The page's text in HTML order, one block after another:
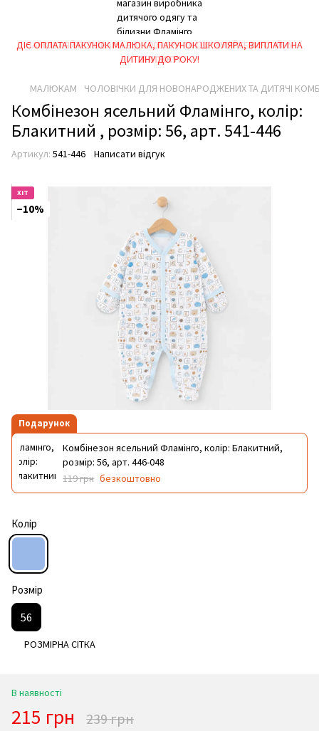
ЗАМОВЛЯЙТЕ ТОВАРИ ВІД 1000 ГРН ТА ОТРИМУЙТЕ ПОСТІЙНУ
ЗНИЖКУ!
ДІЄ ОПЛАТА ПАКУНОК МАЛЮКА, ПАКУНОК ШКОЛЯРА, ВИПЛАТИ НА
ДИТИНУ ДО РОКУ!
МАЛЮКАМ ЧОЛОВІЧКИ ДЛЯ НОВОНАРОДЖЕНИХ ТА ДИТЯЧІ
Комбінезон ясельний Фламінго, колір:
Блакитний , розмір: 56, арт. 541-446
Артикул: 541-446 Написати відгук
ХІТ
−10%
Подарунок
Комбінезон ясельний Фламінго, колір: Блакитний,
розмір: 56, арт. 446-048
119 грн безкоштовно
Колір
Розмір
56
РОЗМІРНА СІТКА
В наявності
215 грн 239 грн